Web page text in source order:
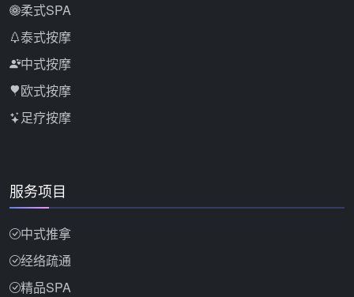
柔式SPA
泰式按摩
中式按摩
欧式按摩
足疗按摩
服务项目
中式推拿
经络疏通
精品SPA